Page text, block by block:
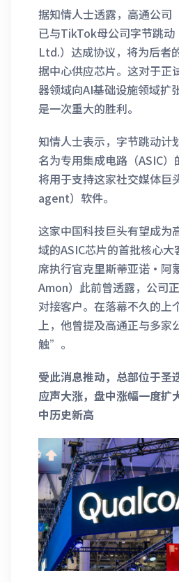
据知情人士透露，高通公司
已与TikTok母公司字节跳
Ltd.）达成协议，将为后者
据中心供应芯片。这对于正
器领域向AI基础设施领域扩
是一次重大的胜利。
知情人士表示，字节跳动计
名为专用集成电路（ASIC
将用于支持这家社交媒体巨
agent）软件。
这家中国科技巨头有望成为
域的ASIC芯片的首批核心
席执行官克里斯蒂亚诺·阿
Amon）此前曾透露，公司
对接客户。在落幕不久的上
上，他曾提及高通正与多
触”。
受此消息推动，总部位于圣
应声大涨，盘中涨幅一度扩
中历史新高